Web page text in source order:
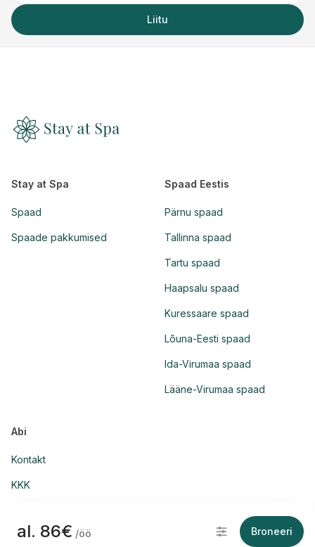
al. 86€ /öö Broneeri
Liitu
Stay at Spa
Spaad
Spaade pakkumised
Spaad Eestis
Pärnu spaad
Tallinna spaad
Tartu spaad
Haapsalu spaad
Kuressaare spaad
Lõuna-Eesti spaad
Ida-Virumaa spaad
Lääne-Virumaa spaad
Abi
Kontakt
KKK